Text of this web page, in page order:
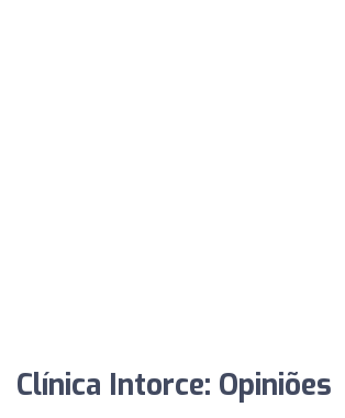
Clínica Intorce: Opiniões